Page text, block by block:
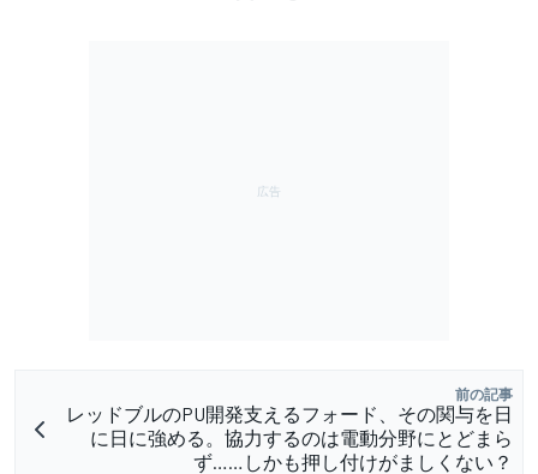
前の記事
レッドブルのPU開発支えるフォード、その関与を日
に日に強める。協力するのは電動分野にとどまら
ず……しかも押し付けがましくない？